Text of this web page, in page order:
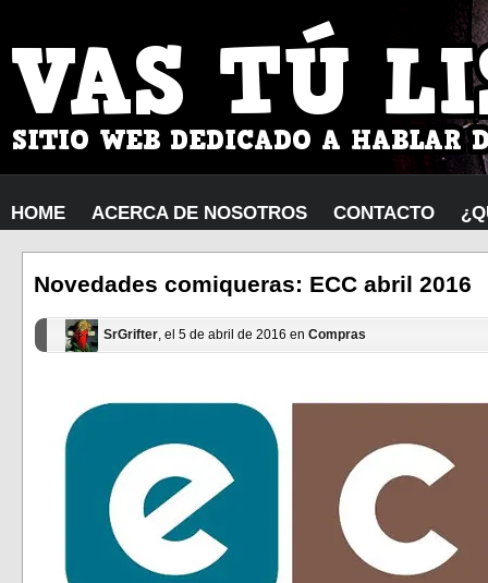
HOME ACERCA DE NOSOTROS CONTACTO
Novedades comiqueras: ECC abril 2016
SrGrifter, el 5 de abril de 2016 en Compras